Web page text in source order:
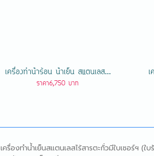
เครื่องทําน้ําร้อน น้ําเย็น สแตนเลส...
ราคา6,750 บาท
เครื่องทำน้ำเย็นสแตนเลสไร้สารตะกั่วมีใบเซอร์ฯ (